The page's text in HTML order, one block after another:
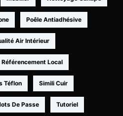
Poêle Antiadhésive
Air Intérieur
Référencement Local
Téflon Simili Cuir
De Passe Tutoriel